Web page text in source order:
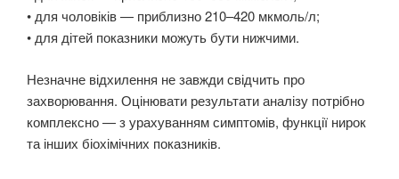
• для чоловіків — приблизно 210–420 мкмоль/л;
• для дітей показники можуть бути нижчими.
Незначне відхилення не завжди свідчить про
захворювання. Оцінювати результати аналізу потрібно
комплексно — з урахуванням симптомів, функції нирок
та інших біохімічних показників.